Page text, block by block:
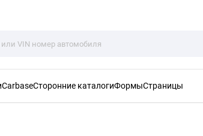
CarbaseСторонние каталогиФормыСтраницы